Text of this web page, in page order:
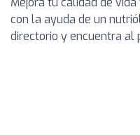
con la ayuda de un
directorio y encuentra al